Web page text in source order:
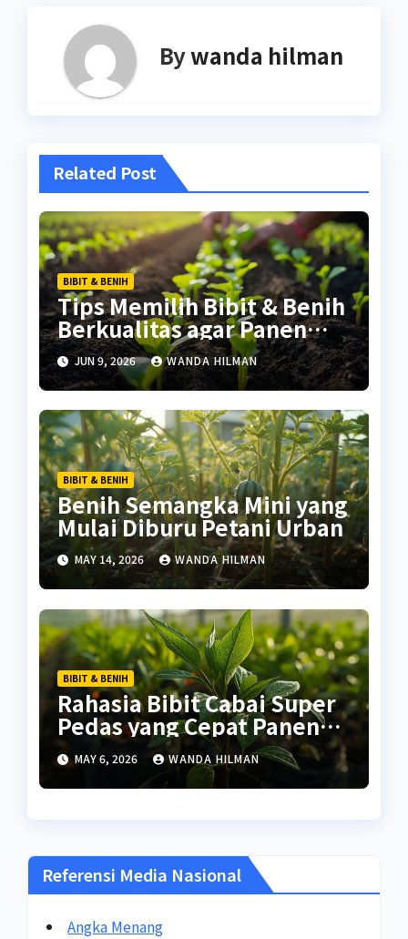
Bywanda hilman
Related Post
BIBIT & BENIH
Tips Memilih Bibit & Benih
Berkualitas agar Panen
Lebih Maksimal
JUN 9, 2026 WANDA HILMAN
BIBIT & BENIH
Benih Semangka Mini yang
Mulai Diburu Petani Urban
MAY 14, 2026 WANDA HILMAN
BIBIT & BENIH
Rahasia Bibit Cabai Super
Pedas yang Cepat Panen
untuk Pemula
MAY 6, 2026 WANDA HILMAN
Referensi Media Nasional
Angka Menang